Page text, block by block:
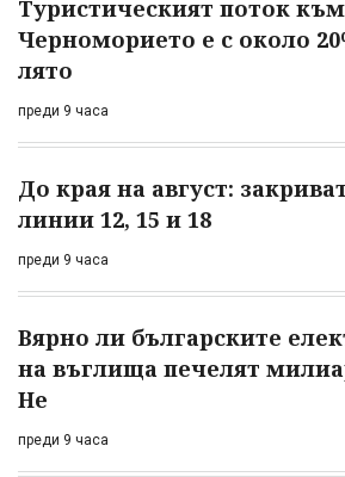
Туристическият поток към
Черноморието е с около
лято
преди 9 часа
До края на август:
линии 12, 15 и 18
преди 9 часа
Вярно ли българските
на въглища печелят
Не
преди 9 часа